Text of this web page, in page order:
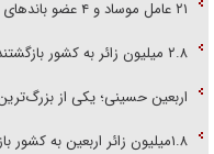
۲۱ عامل موساد و ۴ عضو باند‌های مسلح بازداشت شدند
۲.۸ میلیون زائر به کشور بازگشتند
اربعین حسینی؛ یکی از
۱.۸میلیون زائر اربعین به کشور بازگشتند